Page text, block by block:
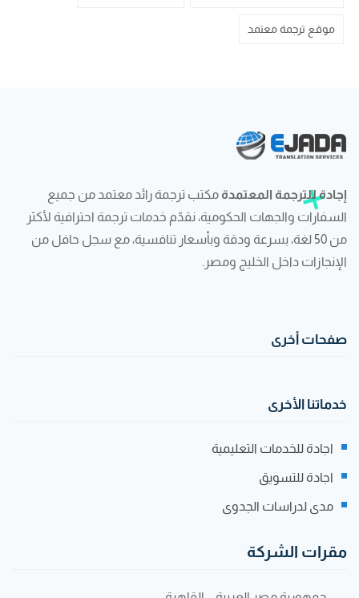
موقع ترجمة معتمد
إجادة للترجمة المعتمدة مكتب ترجمة رائد معتمد من جميع
السفارات والجهات الحكومية، نقدّم خدمات ترجمة احترافية لأكثر
من 50 لغة، بسرعة ودقة وبأسعار تنافسية، مع سجل حافل من
الإنجازات داخل الخليج ومصر.
صفحات أخرى
خدماتنا الأخرى
اجادة للخدمات التعليمية
اجادة للتسويق
مدى لدراسات الجدوى
مقرات الشركة